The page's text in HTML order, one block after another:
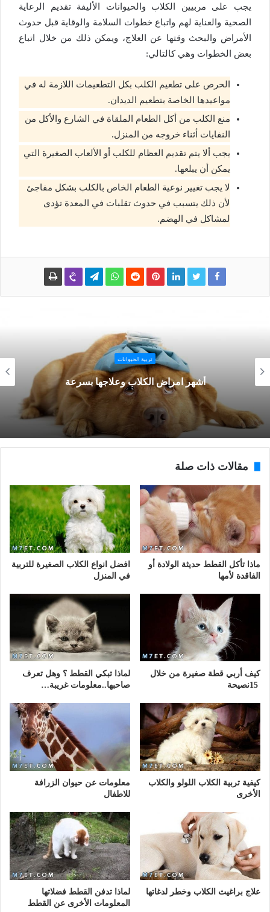
يجب على مربيين الكلاب والحيوانات الأليفة تقديم الرعاية
الصحية والعناية لهم واتباع خطوات السلامة والوقاية قبل حدوث
الأمراض والبحث وقتها عن العلاج، ويمكن ذلك من خلال اتباع
بعض الخطوات وهي كالتالي:
الحرص على تطعيم الكلب بكل التطعيمات اللازمة له في
مواعيدها الخاصة بتطعيم الديدان.
منع الكلب من أكل الطعام الملقاة في الشارع والأكل من
النفايات أثناء خروجه من المنزل.
يجب ألا يتم تقديم العظام للكلب أو الألعاب الصغيرة التي
يمكن أن يبلعها.
لا يجب تغيير نوعية الطعام الخاص بالكلب بشكل مفاجئ
لأن ذلك يتسبب في حدوث تقلبات في المعدة تؤدى
لمشاكل في الهضم.
تربية الحيوانات
أشهر امراض الكلاب وعلاجها بسرعة
مقالات ذات صلة
ماذا تأكل القطط حديثة الولادة أو
الفاقدة لأمها
افضل انواع الكلاب الصغيرة للتربية
في المنزل
كيف أربي قطة صغيرة من خلال
لماذا تبكي القطط ؟ وهل تعرف
صاحبها..معلومات غريبة…
كيفية تربية الكلاب اللولو والكلاب
الأخرى
معلومات عن حيوان الزرافة
للاطفال
علاج براغيث الكلاب وخطر لدغاتها
لماذا تدفن القطط فضلاتها
المعلومات الأخرى عن القطط